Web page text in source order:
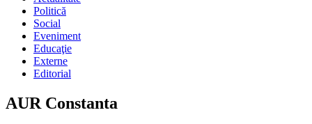
Politică
Social
Eveniment
Educaţie
Externe
Editorial
AUR Constanta